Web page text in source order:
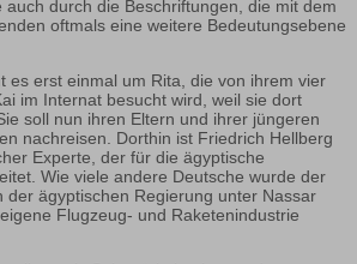
durch die Beschriftungen, die mit dem
oftmals eine weitere Bedeutungsebene
es erst einmal um Rita, die von ihrem vier
im Internat besucht wird, weil sie dort
soll nun ihren Eltern und ihrer jüngeren
nachreisen. Dorthin ist Friedrich Hellberg
Experte, der für die ägyptische
Wie viele andere Deutsche wurde der
der ägyptischen Regierung unter Nassar
Flugzeug- und Raketenindustrie